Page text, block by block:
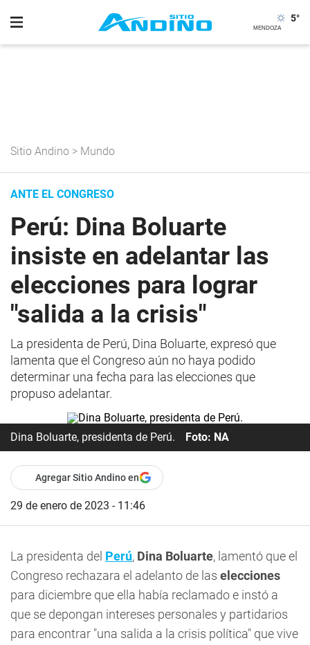
5°
Sitio Andino > Mundo
ANTE EL CONGRESO
Perú: Dina Boluarte
insiste en adelantar las
elecciones para lograr
"salida a la crisis"
La presidenta de Perú, Dina Boluarte, expresó que
lamenta que el Congreso aún no haya podido
determinar una fecha para las elecciones que
propuso adelantar.
Dina Boluarte, presidenta de Perú. Foto: NA
Agregar Sitio Andino en
29 de enero de 2023 - 11:46
La presidenta del Perú, Dina Boluarte, lamentó que el
Congreso rechazara el adelanto de las elecciones
para diciembre que ella había reclamado e instó a
que se depongan intereses personales y partidarios
para encontrar "una salida a la crisis política" que vive